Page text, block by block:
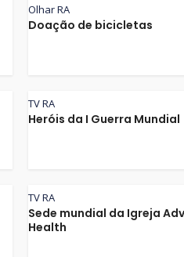
Olhar RA
Doação de bicicletas
TV RA
Heróis da I Guerra Mundial
TV RA
Sede mundial da Igreja
Health